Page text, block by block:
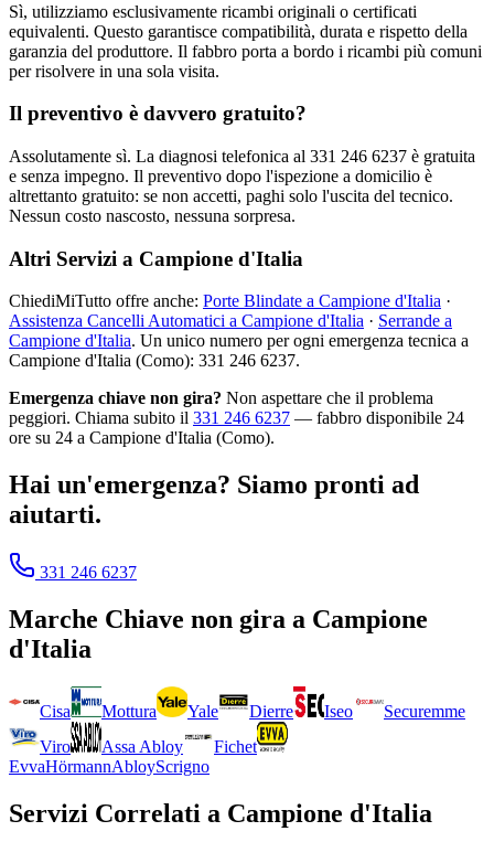
Sì, utilizziamo esclusivamente ricambi originali o certificati
equivalenti. Questo garantisce compatibilità, durata e rispetto della
garanzia del produttore. Il fabbro porta a bordo i ricambi più comuni
per risolvere in una sola visita.
Il preventivo è davvero gratuito?
Assolutamente sì. La diagnosi telefonica al 331 246 6237 è gratuita
e senza impegno. Il preventivo dopo l'ispezione a domicilio è
altrettanto gratuito: se non accetti, paghi solo l'uscita del tecnico.
Nessun costo nascosto, nessuna sorpresa.
Altri Servizi a Campione d'Italia
ChiediMiTutto offre anche: Porte Blindate a Campione d'Italia ·
Assistenza Cancelli Automatici a Campione d'Italia · Serrande a
Campione d'Italia. Un unico numero per ogni emergenza tecnica a
Campione d'Italia (Como): 331 246 6237.
Emergenza chiave non gira? Non aspettare che il problema
peggiori. Chiama subito il 331 246 6237 — fabbro disponibile 24
ore su 24 a Campione d'Italia (Como).
Hai un'emergenza? Siamo pronti ad
aiutarti.
331 246 6237
Marche Chiave non gira a Campione
d'Italia
Cisa Mottura Yale Dierre Iseo
Securemme
Viro
Assa Abloy
Fichet
EvvaHörmannAbloyScrigno
Servizi Correlati a Campione d'Italia